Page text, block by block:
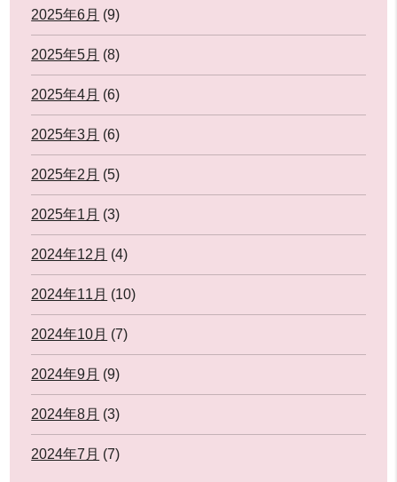
2025年6月 (9)
2025年5月 (8)
2025年4月 (6)
2025年3月 (6)
2025年2月 (5)
2025年1月 (3)
2024年12月 (4)
2024年11月 (10)
2024年10月 (7)
2024年9月 (9)
2024年8月 (3)
2024年7月 (7)